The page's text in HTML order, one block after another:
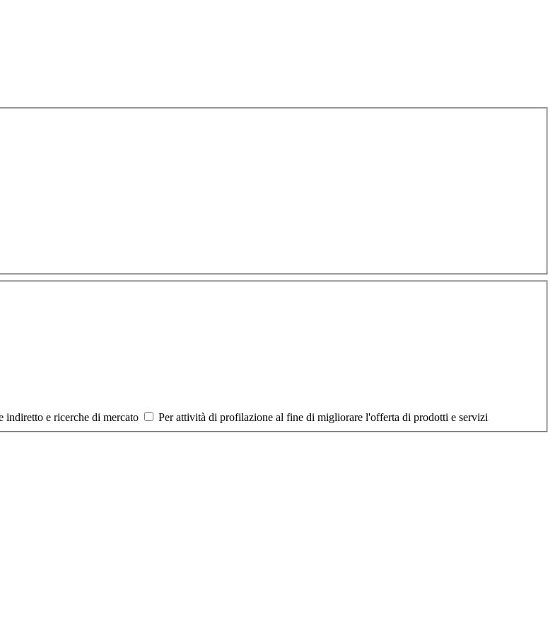
indiretto e ricerche di mercato Per attività di profilazione al fine di migliorare l'offerta di prodotti e servizi